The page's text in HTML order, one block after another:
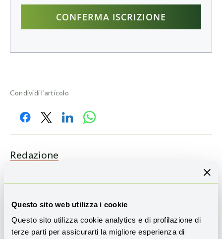
Questo sito web utilizza i cookie
Questo sito utilizza cookie analytics e di profilazione di
terze parti per assicurarti la migliore esperienza di
Condividi l'articolo
Redazione
Leggi anche